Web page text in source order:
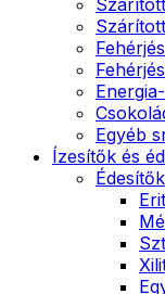
Egyéb
Ízesítők és
Édesítők